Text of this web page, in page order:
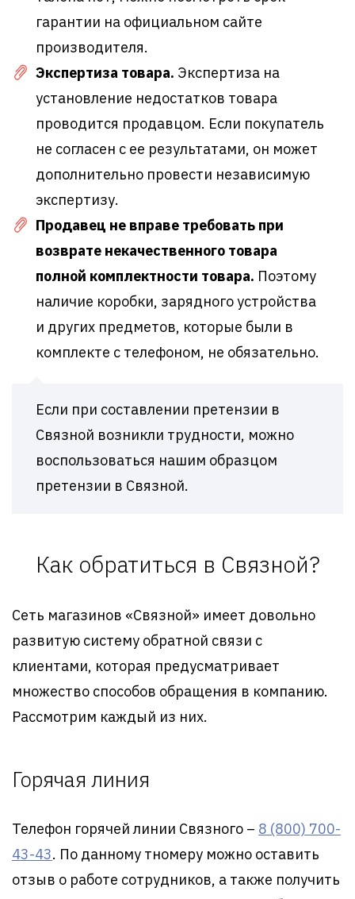
гарантии на официальном сайте
производителя.
Экспертиза товара. Экспертиза на
установление недостатков товара
проводится продавцом. Если покупатель
не согласен с ее результатами, он может
дополнительно провести независимую
экспертизу.
Продавец не вправе требовать при
возврате некачественного товара
полной комплектности товара. Поэтому
наличие коробки, зарядного устройства
и других предметов, которые были в
комплекте с телефоном, не обязательно.
Если при составлении претензии в
Связной возникли трудности, можно
воспользоваться нашим образцом
претензии в Связной.
Как обратиться в Связной?
Сеть магазинов «Связной» имеет довольно
развитую систему обратной связи с
клиентами, которая предусматривает
множество способов обращения в компанию.
Рассмотрим каждый из них.
Горячая линия
Телефон горячей линии Связного – 8 (800) 700-
43-43. По данному тномеру можно оставить
отзыв о работе сотрудников, а также получить